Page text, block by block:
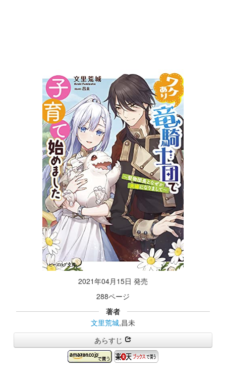
2021年04月15日 発売
288ページ
著者
文里荒城,昌未
あらすじ